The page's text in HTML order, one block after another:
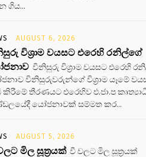
ගිය...
AUGUST 6, 2026
විශ්‍රාම වයසට එරෙහි රනිල්ගේ
විනිසුරු විශ්‍රාම වයසට එරෙහි
විනිසුරුවරුන්ගේ විශ්‍රාම යෑමේ
කිරීමේ තීරණයට එරෙහිව එ.ජා.ප
යෝජනාවක් සම්මත කර...
AUGUST 5, 2026
මිල සූත්‍රයක් වී වලට මිල සූත්‍රයක්